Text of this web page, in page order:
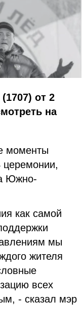
от 2
на
моменты
Южно-
как самой
мы
жителя
всех
- сказал мэр